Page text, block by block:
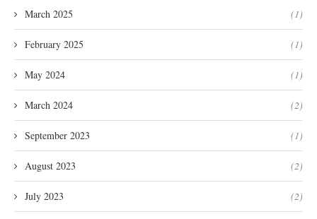
March 2025 (1)
February 2025 (1)
May 2024 (1)
March 2024 (2)
September 2023 (1)
August 2023 (2)
July 2023 (2)